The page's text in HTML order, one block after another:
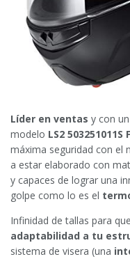
Líder en ventas y con
modelo LS2 503251011S
máxima seguridad con el
a estar elaborado con
y capaces de lograr una
golpe como lo es el
Infinidad de tallas para
adaptabilidad a tu
sistema de visera (una